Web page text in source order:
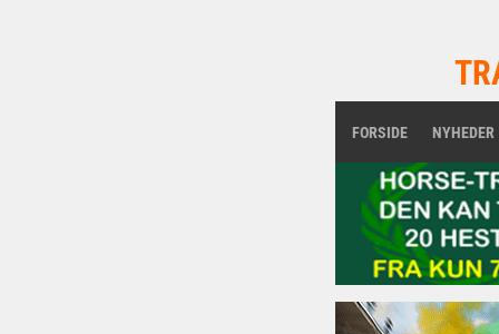
FORSIDE NYHEDER